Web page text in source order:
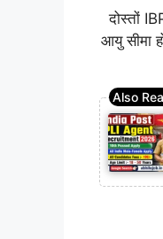
दोस्तों
आयु सीमा